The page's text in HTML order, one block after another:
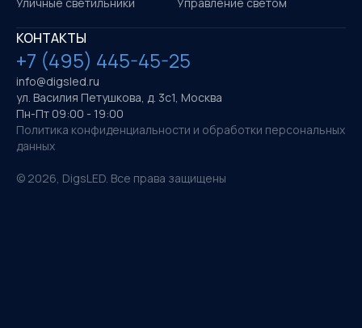
КОНТАКТЫ
+7 (495) 445-45-25
info@digsled.ru
ул. Василия Петушкова, д. 3с1, Москва
Пн-Пт 09:00 - 19:00
Политика конфиденциальности и обработки персональных
данных
© 2026, DigsLED. Все права защищены